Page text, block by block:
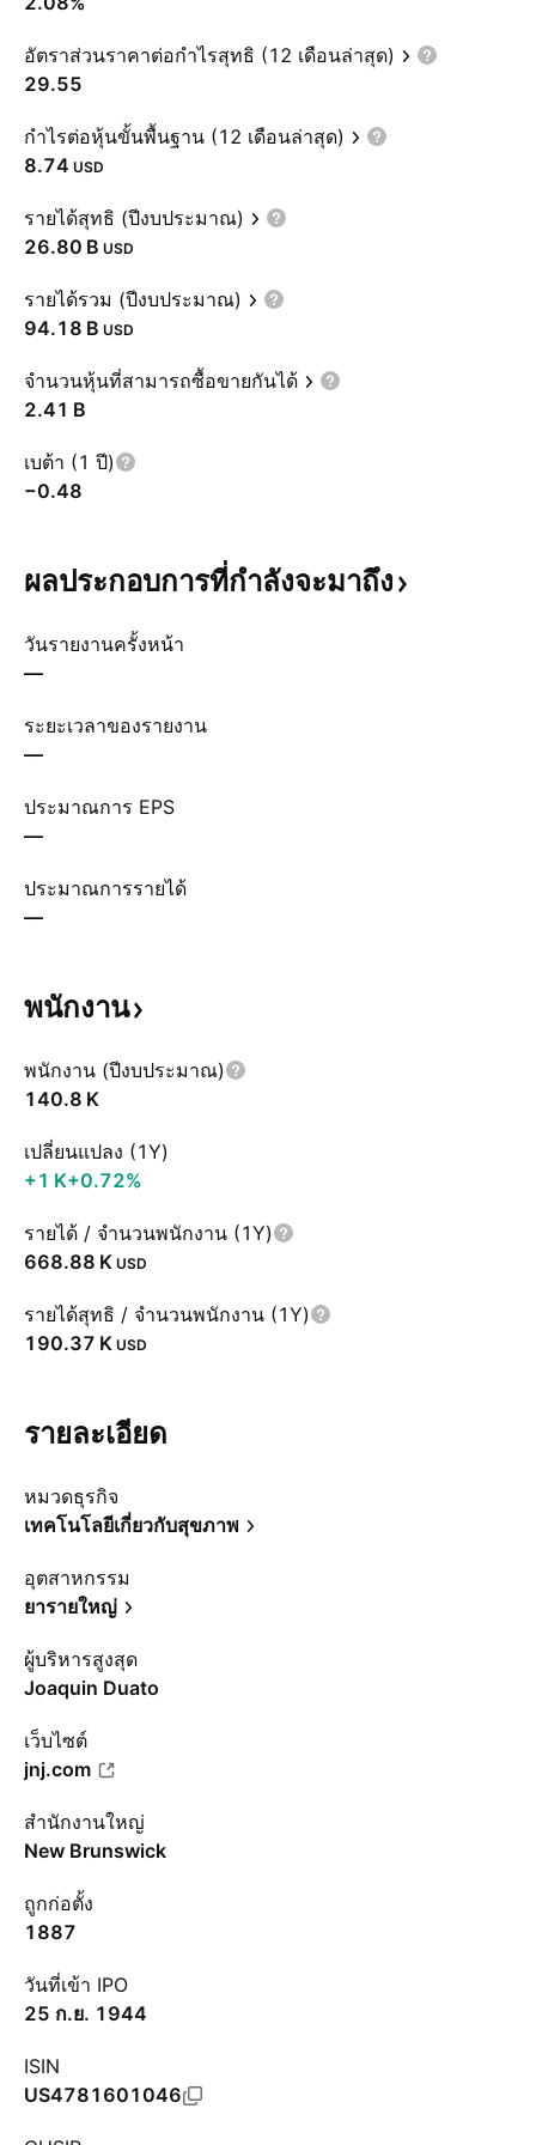
อัตราส่วนราคาต่อกำไรสุทธิ (12 เดือนล่าสุด)
29.55
กำไรต่อหุ้นขั้นพื้นฐาน (12 เดือนล่าสุด)
8.74 USD
รายได้สุทธิ (ปีงบประมาณ)
‪26.80 B‬ USD
รายได้รวม (ปีงบประมาณ)
‪94.18 B‬ USD
จำนวนหุ้นที่สามารถซื้อขายกันได้
‪2.41 B‬
เบต้า (1 ปี)
−0.48
ผลประกอบการที่กำลังจะมาถึง
วันรายงานครั้งหน้า
—
ระยะเวลาของรายงาน
—
ประมาณการ EPS
—
ประมาณการรายได้
—
พนักงาน
พนักงาน (ปีงบประมาณ)
‪140.8 K‬
เปลี่ยนแปลง (1Y)
‪+1 K‬+0.72%
รายได้ / จำนวนพนักงาน (1Y)
‪668.88 K‬ USD
รายได้สุทธิ / จำนวนพนักงาน (1Y)
‪190.37 K‬ USD
รายละเอียด
หมวดธุรกิจ
เทคโนโลยีเกี่ยวกับสุขภาพ
อุตสาหกรรม
ยารายใหญ่
ผู้บริหารสูงสุด
Joaquin Duato
เว็บไซต์
jnj.com
สำนักงานใหญ่
New Brunswick
ถูกก่อตั้ง
1887
วันที่เข้า IPO
25 ก.ย. 1944
ISIN
US4781601046